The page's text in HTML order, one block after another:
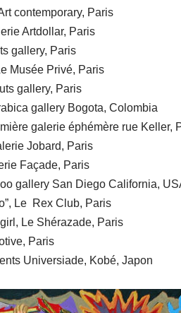
contemporary, Paris
Artdollar, Paris
gallery, Paris
Musée Privé, Paris
gallery, Paris
gallery Bogota, Colombia
galerie éphémère rue Keller,
Jobard, Paris
Façade, Paris
gallery San Diego California,
Le Rex Club, Paris
Le Shérazade, Paris
Paris
Universiade, Kobé, Japon